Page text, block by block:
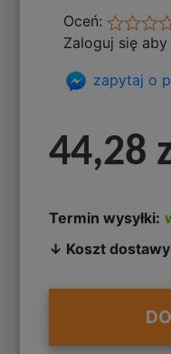
Oceń:
Zaloguj się
zapytaj o
44,28
Termin wysyłki:
↓ Koszt